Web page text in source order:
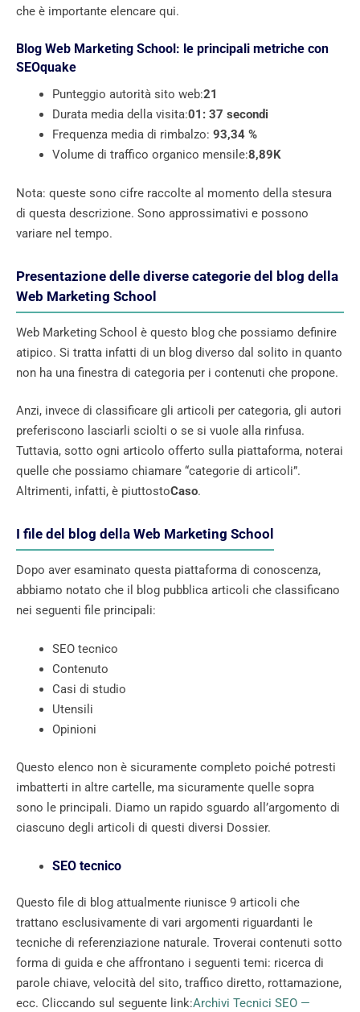
che è importante elencare qui.
Blog Web Marketing School: le principali metriche con
SEOquake
Punteggio autorità sito web:21
Durata media della visita:01: 37 secondi
Frequenza media di rimbalzo: 93,34 %
Volume di traffico organico mensile:8,89K
Nota: queste sono cifre raccolte al momento della stesura
di questa descrizione. Sono approssimativi e possono
variare nel tempo.
Presentazione delle diverse categorie del blog della
Web Marketing School
Web Marketing School è questo blog che possiamo definire
atipico. Si tratta infatti di un blog diverso dal solito in quanto
non ha una finestra di categoria per i contenuti che propone.
Anzi, invece di classificare gli articoli per categoria, gli autori
preferiscono lasciarli sciolti o se si vuole alla rinfusa.
Tuttavia, sotto ogni articolo offerto sulla piattaforma, noterai
quelle che possiamo chiamare “categorie di articoli”.
Altrimenti, infatti, è piuttostoCaso.
I file del blog della Web Marketing School
Dopo aver esaminato questa piattaforma di conoscenza,
abbiamo notato che il blog pubblica articoli che classificano
nei seguenti file principali:
SEO tecnico
Contenuto
Casi di studio
Utensili
Opinioni
Questo elenco non è sicuramente completo poiché potresti
imbatterti in altre cartelle, ma sicuramente quelle sopra
sono le principali. Diamo un rapido sguardo all’argomento di
ciascuno degli articoli di questi diversi Dossier.
SEO tecnico
Questo file di blog attualmente riunisce 9 articoli che
trattano esclusivamente di vari argomenti riguardanti le
tecniche di referenziazione naturale. Troverai contenuti sotto
forma di guida e che affrontano i seguenti temi: ricerca di
parole chiave, velocità del sito, traffico diretto, rottamazione,
ecc. Cliccando sul seguente link:Archivi Tecnici SEO —